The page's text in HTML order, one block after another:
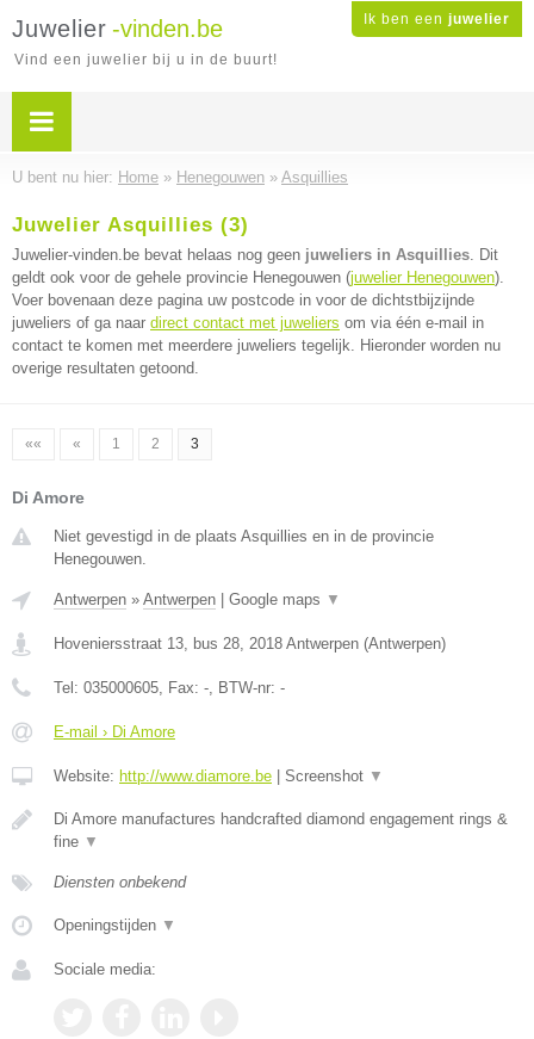
Ik ben een juwelier
Juwelier -vinden.be
Vind een juwelier bij u in de buurt!
U bent nu hier: Home » Henegouwen » Asquillies
Juwelier Asquillies (3)
Juwelier-vinden.be bevat helaas nog geen juweliers in Asquillies. Dit
geldt ook voor de gehele provincie Henegouwen (juwelier Henegouwen).
Voer bovenaan deze pagina uw postcode in voor de dichtstbijzijnde
juweliers of ga naar direct contact met juweliers om via één e-mail in
contact te komen met meerdere juweliers tegelijk. Hieronder worden nu
overige resultaten getoond.
«« « 1 2 3
Di Amore
Niet gevestigd in de plaats Asquillies en in de provincie
Henegouwen.
Antwerpen » Antwerpen Google maps ▼
Hoveniersstraat 13, bus 28, 2018 Antwerpen (Antwerpen)
Tel: 035000605, Fax: -, BTW-nr: -
E-mail › Di Amore
Website: http://www.diamore.be Screenshot ▼
Di Amore manufactures handcrafted diamond engagement rings &
fine ▼
Diensten onbekend
Openingstijden ▼
Sociale media: